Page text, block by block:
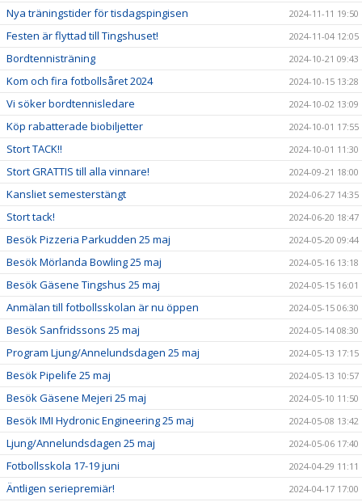
Nya träningstider för tisdagspingisen 2024-11-11 19:50
Festen är flyttad till Tingshuset! 2024-11-04 12:05
Bordtennisträning 2024-10-21 09:43
Kom och fira fotbollsåret 2024 2024-10-15 13:28
Vi söker bordtennisledare 2024-10-02 13:09
Köp rabatterade biobiljetter 2024-10-01 17:55
Stort TACK!! 2024-10-01 11:30
Stort GRATTIS till alla vinnare! 2024-09-21 18:00
Kansliet semesterstängt 2024-06-27 14:35
Stort tack! 2024-06-20 18:47
Besök Pizzeria Parkudden 25 maj 2024-05-20 09:44
Besök Mörlanda Bowling 25 maj 2024-05-16 13:18
Besök Gäsene Tingshus 25 maj 2024-05-15 16:01
Anmälan till fotbollsskolan är nu öppen 2024-05-15 06:30
Besök Sanfridssons 25 maj 2024-05-14 08:30
Program Ljung/Annelundsdagen 25 maj 2024-05-13 17:15
Besök Pipelife 25 maj 2024-05-13 10:57
Besök Gäsene Mejeri 25 maj 2024-05-10 11:50
Besök IMI Hydronic Engineering 25 maj 2024-05-08 13:42
Ljung/Annelundsdagen 25 maj 2024-05-06 17:40
Fotbollsskola 17-19 juni 2024-04-29 11:11
Äntligen seriepremiär! 2024-04-17 17:00